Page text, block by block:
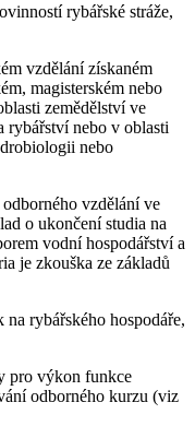
rybářské stráže,
vzdělání získaném
magisterském nebo
zemědělství ve
rybářství nebo v oblasti
nebo
vzdělání ve
o ukončení studia na
vodní hospodářství a
je zkouška ze základů
na rybářského hospodáře,
pro výkon funkce
odborného kurzu (viz